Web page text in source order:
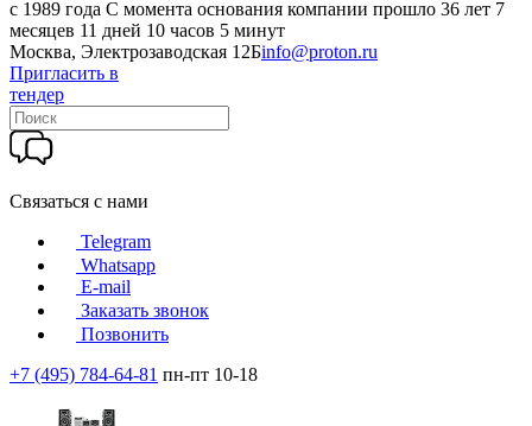
c 1989 года С момента основания компании прошло 36 лет 7
месяцев 11 дней 10 часов 5 минут
Москва, Электрозаводская 12Бinfo@proton.ru
Пригласить в
тендер
Связаться с нами
Telegram
Whatsapp
E-mail
Заказать звонок
Позвонить
+7 (495) 784-64-81 пн-пт 10-18